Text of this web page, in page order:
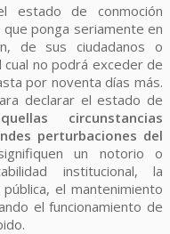
estado de conmoción
ponga seriamente en
de sus ciudadanos o
no podrá exceder de
por noventa días más.
declarar el estado de
circunstancias
perturbaciones del
un notorio o
institucional, la
el mantenimiento
el funcionamiento de